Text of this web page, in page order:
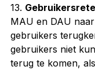
13.
MAU en DAU
gebruikers
gebruikers niet
terug te komen,